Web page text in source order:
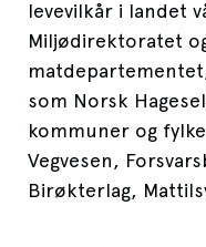
levevilkår i landet
Miljødirektoratet
som Norsk
kommuner og
Vegvesen,
Birøkterlag,